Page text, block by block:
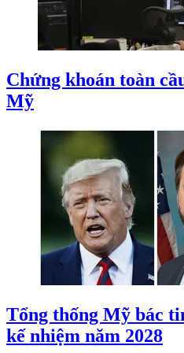
Chứng khoán toàn
Mỹ
Tổng thống Mỹ bác
kế nhiệm năm 2028